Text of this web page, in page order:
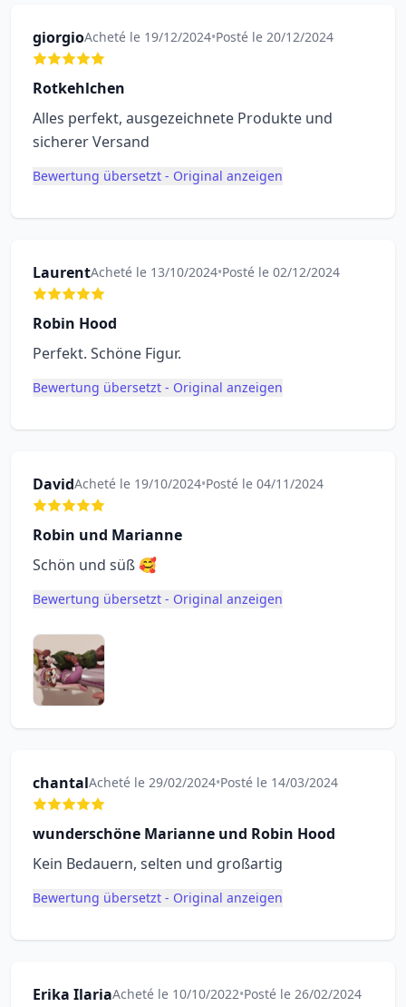
giorgioAcheté le 19/12/2024•Posté le 20/12/2024
Rotkehlchen
Alles perfekt, ausgezeichnete Produkte und
sicherer Versand
Bewertung übersetzt - Original anzeigen
LaurentAcheté le 13/10/2024•Posté le 02/12/2024
Robin Hood
Perfekt. Schöne Figur.
Bewertung übersetzt - Original anzeigen
DavidAcheté le 19/10/2024•Posté le 04/11/2024
Robin und Marianne
Schön und süß 🥰
Bewertung übersetzt - Original anzeigen
chantalAcheté le 29/02/2024•Posté le 14/03/2024
wunderschöne Marianne und Robin Hood
Kein Bedauern, selten und großartig
Bewertung übersetzt - Original anzeigen
Erika IlariaAcheté le 10/10/2022•Posté le 26/02/2024